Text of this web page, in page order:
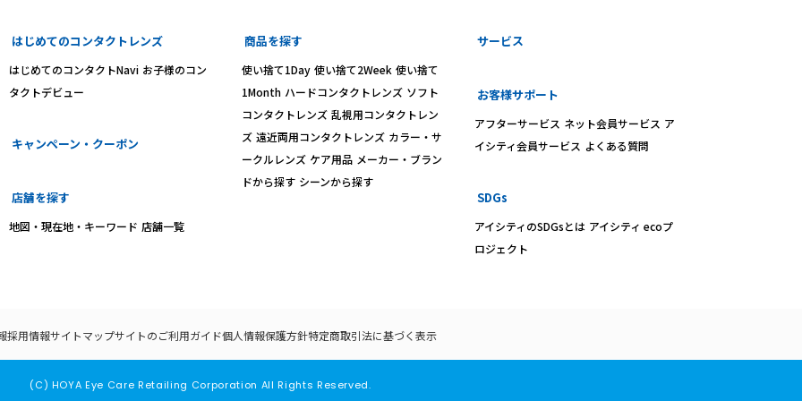
はじめてのコンタクトレンズ
はじめてのコンタクトNavi お子様のコン
タクトデビュー
キャンペーン・クーポン
店舗を探す
地図・現在地・キーワード 店舗一覧
商品を探す
使い捨て1Day 使い捨て2Week 使い捨て
1Month ハードコンタクトレンズ ソフト
コンタクトレンズ 乱視用コンタクトレン
ズ 遠近両用コンタクトレンズ カラー・サ
ークルレンズ ケア用品 メーカー・ブラン
ドから探す シーンから探す
サービス
お客様サポート
アフターサービス ネット会員サービス ア
イシティ会員サービス よくある質問
SDGs
アイシティのSDGsとは アイシティ ecoプ
ロジェクト
採用情報サイトマップサイトのご利用ガイド個人情報保護方針特定商取引法に基づく表示
(C) HOYA Eye Care Retailing Corporation All Rights Reserved.